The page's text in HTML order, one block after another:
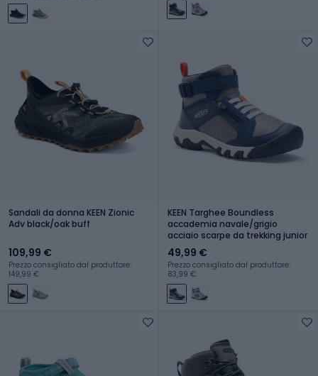
Sandali da donna KEEN Zionic
Adv black/oak buff
109,99 €
Prezzo consigliato dal produttore:
149,99 €
KEEN Targhee Boundless
accademia navale/grigio
acciaio scarpe da trekking junior
49,99 €
Prezzo consigliato dal produttore:
83,99 €